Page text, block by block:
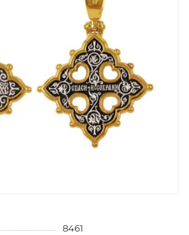
8461